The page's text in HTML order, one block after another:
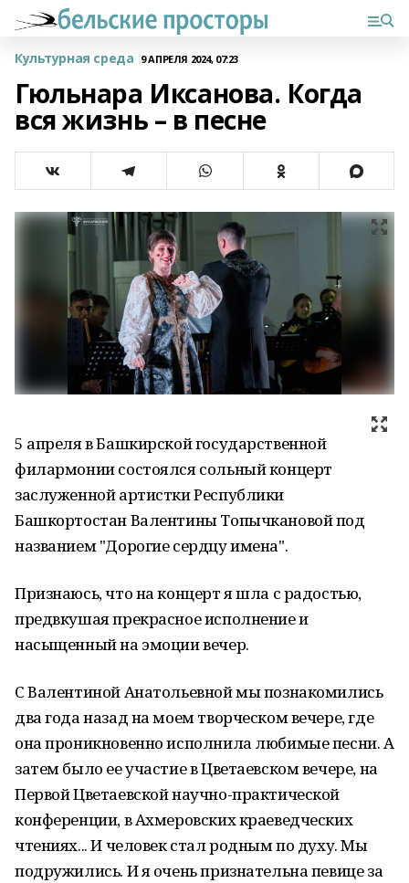
Культурная среда 9 АПРЕЛЯ 2024, 07:23
Гюльнара Иксанова. Когда
вся жизнь – в песне
5 апреля в Башкирской государственной
филармонии состоялся сольный концерт
заслуженной артистки Республики
Башкортостан Валентины Топычкановой под
названием "Дорогие сердцу имена".
Признаюсь, что на концерт я шла с радостью,
предвкушая прекрасное исполнение и
насыщенный на эмоции вечер.
С Валентиной Анатольевной мы познакомились
два года назад на моем творческом вечере, где
она проникновенно исполнила любимые песни. А
затем было ее участие в Цветаевском вечере, на
Первой Цветаевской научно-практической
конференции, в Ахмеровских краеведческих
чтениях... И человек стал родным по духу. Мы
подружились. И я очень признательна певице за